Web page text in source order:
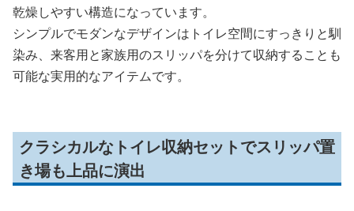
乾燥しやすい構造になっています。
シンプルでモダンなデザインはトイレ空間にすっきりと馴
染み、来客用と家族用のスリッパを分けて収納することも
可能な実用的なアイテムです。
クラシカルなトイレ収納セットでスリッパ置
き場も上品に演出